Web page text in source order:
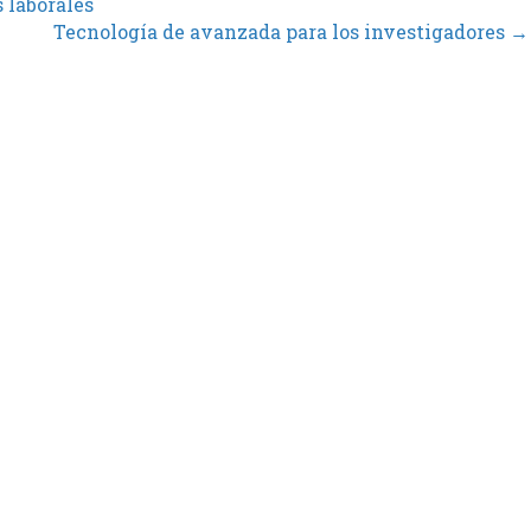
Tecnología de avanzada para los investigadores →